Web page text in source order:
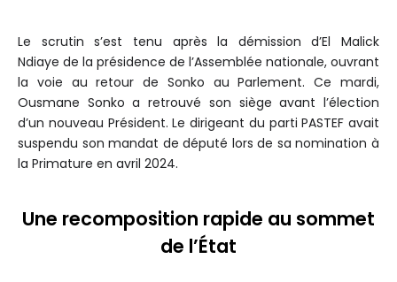
Le scrutin s’est tenu après la démission d’El Malick
Ndiaye de la présidence de l’Assemblée nationale, ouvrant
la voie au retour de Sonko au Parlement. Ce mardi,
Ousmane Sonko a retrouvé son siège avant l’élection
d’un nouveau Président. Le dirigeant du parti PASTEF avait
suspendu son mandat de député lors de sa nomination à
la Primature en avril 2024.
Une recomposition rapide au sommet
de l’État